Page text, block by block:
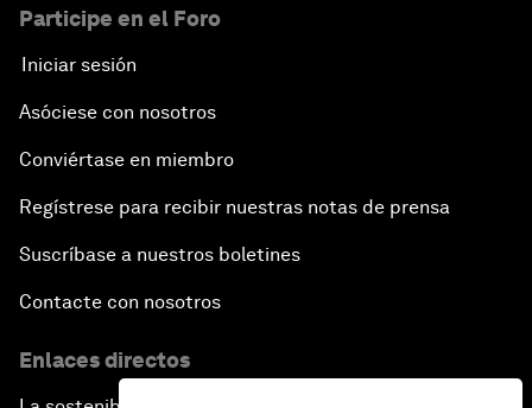
Participe en el Foro
Iniciar sesión
Asóciese con nosotros
Conviértase en miembro
Regístrese para recibir nuestras notas de prensa
Suscríbase a nuestros boletines
Contacte con nosotros
Enlaces directos